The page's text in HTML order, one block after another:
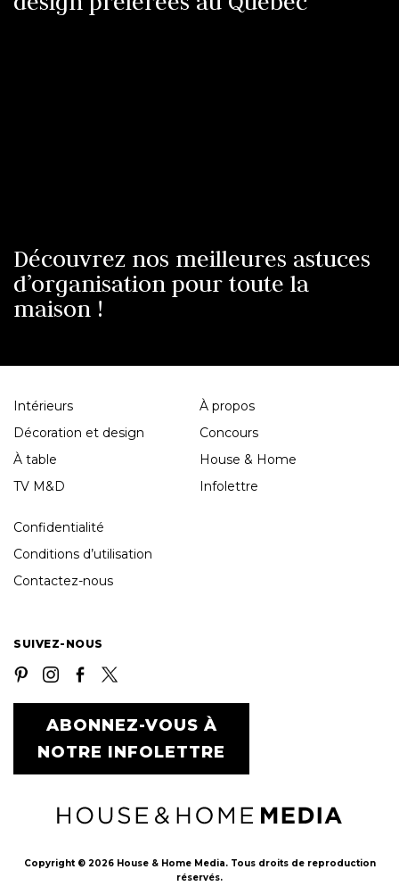
Découvrez nos meilleures astuces
d’organisation pour toute la
maison !
Intérieurs
Décoration et design
À table
TV M&D
À propos
Concours
House & Home
Infolettre
Confidentialité
Conditions d’utilisation
Contactez-nous
SUIVEZ-NOUS
ABONNEZ-VOUS À
NOTRE INFOLETTRE
Copyright © 2026 House & Home Media. Tous droits de reproduction
réservés.